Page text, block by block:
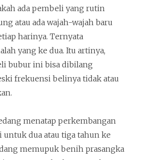
ada pembeli yang rutin
atau ada wajah-wajah baru
harinya. Ternyata
yang ke dua. Itu artinya,
bubur ini bisa dibilang
frekuensi belinya tidak atau
menatap perkembangan
dua atau tiga tahun ke
memupuk benih prasangka